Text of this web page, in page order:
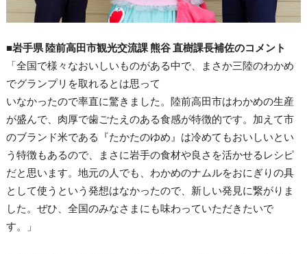
■岩手県 陸前高田市観光交流課 熊谷 直樹課長補佐のコメント
「全国で様々なおいしいものがある中で、まさか三陸のわかめ
でグランプリを取れるとは思って
いなかったので率直に驚きました。陸前高田市はわかめの生産
が盛んで、肉厚で歯ごたえのある食感が特徴的です。加えて市
のブランド米である『たかたのゆめ』は冷めてもおいしいとい
う特徴もあるので、まさに岩手の食材や良さを活かせるレシピ
だと思います。地元の人でも、わかめのナムルをおにぎりの具
として使うという発想はなかったので、新しい発見に繋がりま
した。ぜひ、全国のみなさまにも味わっていただきたいで
す。」